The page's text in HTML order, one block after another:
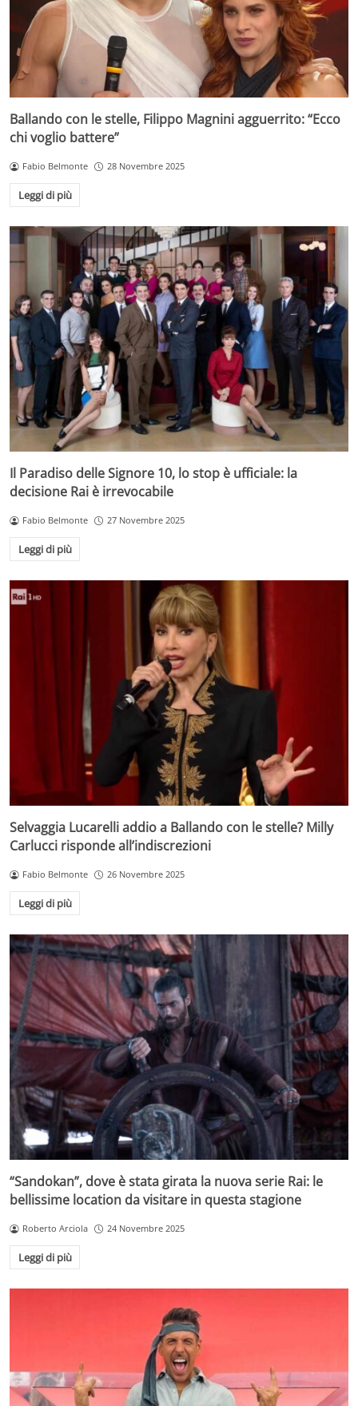
Ballando con le stelle, Filippo Magnini agguerrito: “Ecco
chi voglio battere”
Fabio Belmonte 28 Novembre 2025
Leggi di più
Il Paradiso delle Signore 10, lo stop è ufficiale: la
decisione Rai è irrevocabile
Fabio Belmonte 27 Novembre 2025
Leggi di più
Selvaggia Lucarelli addio a Ballando con le stelle? Milly
Carlucci risponde all’indiscrezioni
Fabio Belmonte 26 Novembre 2025
Leggi di più
“Sandokan”, dove è stata girata la nuova serie Rai: le
bellissime location da visitare in questa stagione
Roberto Arciola 24 Novembre 2025
Leggi di più